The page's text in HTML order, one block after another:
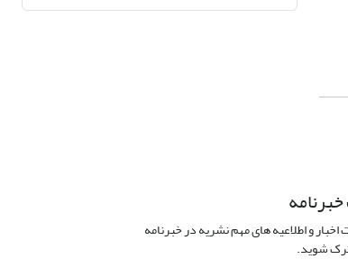
اخبار و اطلاعیه های مهم نشریه در خبرنامه
شوید.